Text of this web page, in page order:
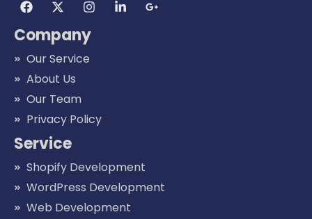
Company
Our Service
About Us
Our Team
Privacy Policy
Service
Shopify Development
WordPress Development
Web Development